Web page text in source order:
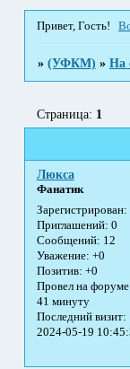
Привет, Гость!
» (УФКМ) » На
Страница: 1
Люкса
Фанатик
Зарегистрирован:
Приглашений: 0
Сообщений: 12
Уважение: +0
Позитив: +0
Провел на
41 минуту
Последний визит:
2024-05-19